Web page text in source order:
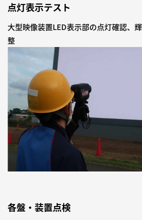
点灯表示テスト
大型映像装置LED表示部の点灯確認、
整
各盤・装置点検